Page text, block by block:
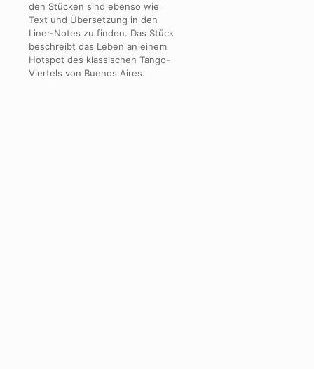
den Stücken sind ebenso wie
Text und Übersetzung in den
Liner-Notes zu finden. Das Stück
beschreibt das Leben an einem
Hotspot des klassischen Tango-
Viertels von Buenos Aires.